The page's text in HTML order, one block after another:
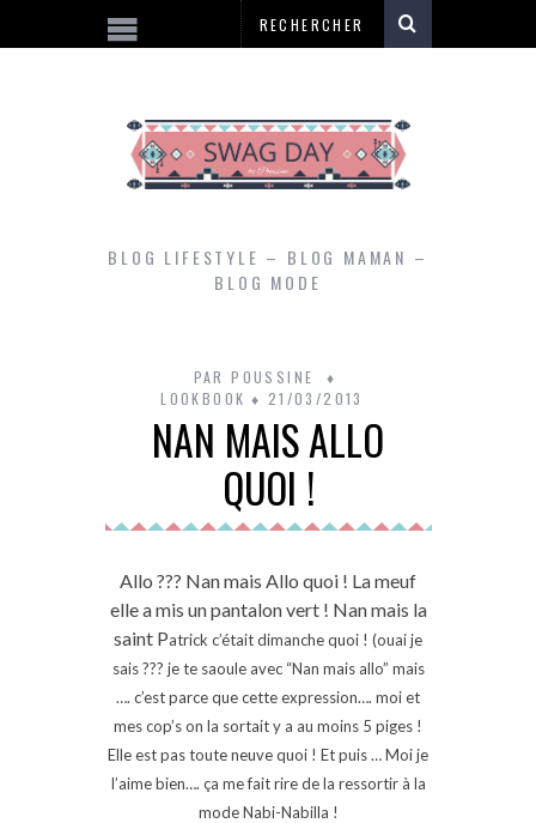
BLOG LIFESTYLE – BLOG MAMAN –
BLOG MODE
PAR POUSSINE
LOOKBOOK
21/03/2013
NAN MAIS ALLO
QUOI !
Allo ??? Nan mais Allo quoi ! La meuf
elle a mis un pantalon vert ! Nan mais la
saint Patrick c’était dimanche quoi ! (ouai je
sais ??? je te saoule avec “Nan mais allo” mais
…. c’est parce que cette expression…. moi et
mes cop’s on la sortait y a au moins 5 piges !
Elle est pas toute neuve quoi ! Et puis … Moi je
l’aime bien…. ça me fait rire de la ressortir à la
mode Nabi-Nabilla !